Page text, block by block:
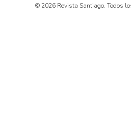
© 2026 Revista Santiago. Todos